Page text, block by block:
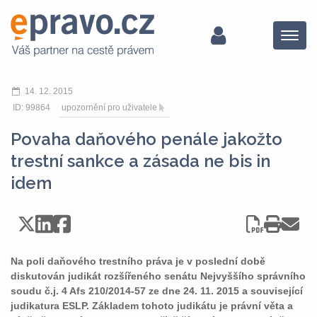
Menu
14. 12. 2015
ID: 99864
upozornění pro uživatele
Povaha daňového penále jakožto
trestní sankce a zásada ne bis in
idem
Na poli daňového trestního práva je v poslední době
diskutován judikát rozšířeného senátu Nejvyššího správního
soudu č.j. 4 Afs 210/2014-57 ze dne 24. 11. 2015 a související
judikatura ESLP. Základem tohoto judikátu je právní věta a